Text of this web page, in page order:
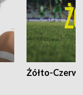
Żółto-